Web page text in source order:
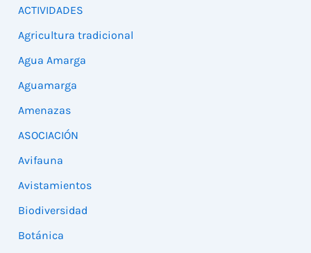
ACTIVIDADES
Agricultura tradicional
Agua Amarga
Aguamarga
Amenazas
ASOCIACIÓN
Avifauna
Avistamientos
Biodiversidad
Botánica